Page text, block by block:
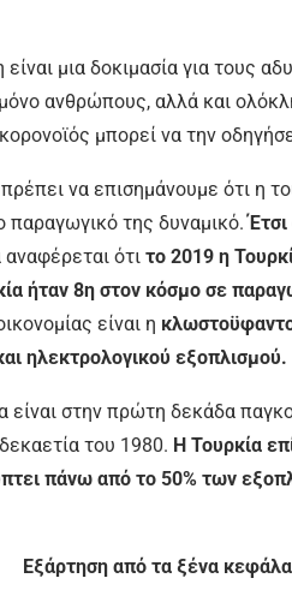
μια δοκιμασία για τους
ανθρώπους, αλλά και
μπορεί να την
να επισημάνουμε ότι η
παραγωγικό της δυναμικό.
αναφέρεται ότι τo 2019 η
ήταν 8η στον κόσμο σε
είναι η
ηλεκτρολογικού εξοπλισμού.
στην πρώτη δεκάδα
του 1980. Η Τουρκία
πάνω από το 50% των
Εξάρτηση από τα ξένα